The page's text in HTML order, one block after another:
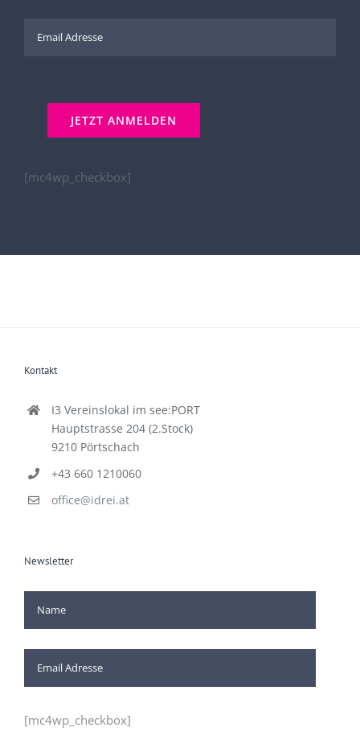
[mc4wp_checkbox]
Kontakt
I3 Vereinslokal im see:PORT
Hauptstrasse 204 (2.Stock)
9210 Pörtschach
+43 660 1210060
office@idrei.at
Newsletter
[mc4wp_checkbox]